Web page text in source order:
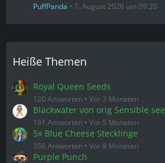
PuffPanda 7. August 2026 um 09:20
Heiße Themen
Royal Queen Seeds
120 Antworten Vor 3 Monaten
Blackwater von orig Sensible
191 Antworten Vor 5 Monaten
5x Blue Cheese Stecklinge
356 Antworten Vor 8 Monaten
Purple Punch